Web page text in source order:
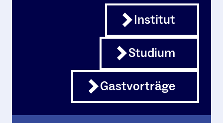
Institut
Studium
Gastvorträge